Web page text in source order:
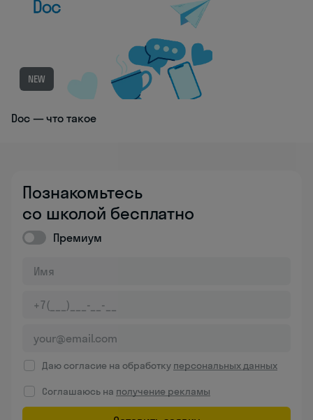
NEW
Doc — что такое
Познакомьтесь
со школой бесплатно
Премиум
Даю согласие на обработку персональных данных
Соглашаюсь на получение рекламы